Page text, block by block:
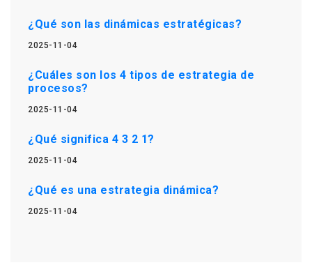
¿Qué son las dinámicas estratégicas?
2025-11-04
¿Cuáles son los 4 tipos de estrategia de
procesos?
2025-11-04
¿Qué significa 4 3 2 1?
2025-11-04
¿Qué es una estrategia dinámica?
2025-11-04